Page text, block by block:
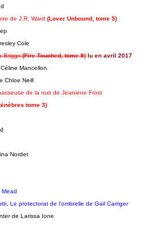
de J.R. Ward (Lover Unbound, tome 5)
Cole
Briggs (Fire Touched, tome 9) lu en avril 2017
Mancellon
Chloe Neill
de la nuit de Jeaniene Frost
tome 3)
Nordet
Mead
Le protectorat de l'ombrelle de Gail Carriger
de Larissa Ione